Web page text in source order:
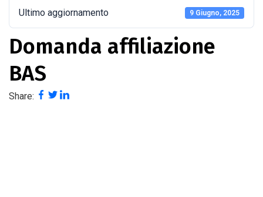
Ultimo aggiornamento 9 Giugno, 2025
Domanda affiliazione
BAS
Share: